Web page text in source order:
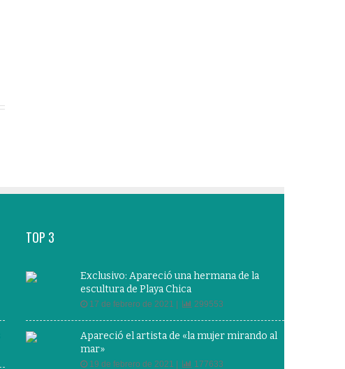
TOP 3
Exclusivo: Apareció una hermana de la
escultura de Playa Chica
17 de febrero de 2021 | 299553
Apareció el artista de «la mujer mirando al
mar»
19 de febrero de 2021 | 177633